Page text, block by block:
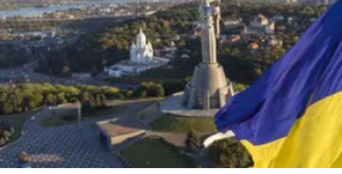
2 години тому 5,9 т.
Александру Пономареву – 53:
известно о трех детях секс-
символа 90-х и как они